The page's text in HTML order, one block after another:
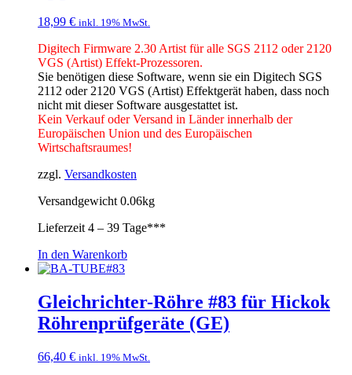
18,99 € inkl. 19% MwSt.
Digitech Firmware 2.30 Artist für alle SGS 2112 oder 2120
VGS (Artist) Effekt-Prozessoren.
Sie benötigen diese Software, wenn sie ein Digitech SGS
2112 oder 2120 VGS (Artist) Effektgerät haben, dass noch
nicht mit dieser Software ausgestattet ist.
Kein Verkauf oder Versand in Länder innerhalb der
Europäischen Union und des Europäischen
Wirtschaftsraumes!
zzgl. Versandkosten
Versandgewicht 0.06kg
Lieferzeit 4 – 39 Tage***
In den Warenkorb
Gleichrichter-Röhre #83 für Hickok
Röhrenprüfgeräte (GE)
66,40 € inkl. 19% MwSt.